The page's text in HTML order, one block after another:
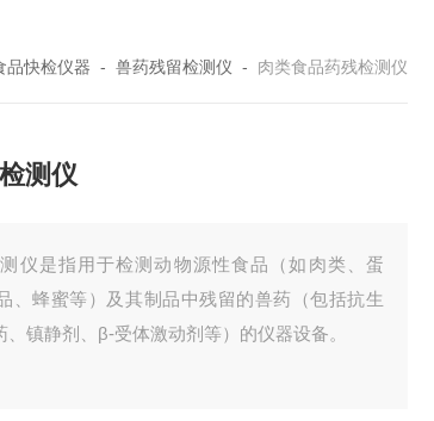
品快检仪器 - 兽药残留检测仪 - 肉类食品药残检测仪
测仪
仪是指用于检测动物源性食品（如肉类、蛋
、蜂蜜等）及其制品中残留的兽药（包括抗生
、镇静剂、β-受体激动剂等）的仪器设备。